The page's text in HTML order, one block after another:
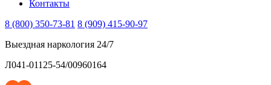
Контакты
8 (800) 350-73-81 8 (909) 415-90-97
Выездная наркология 24/7
Л041-01125-54/00960164